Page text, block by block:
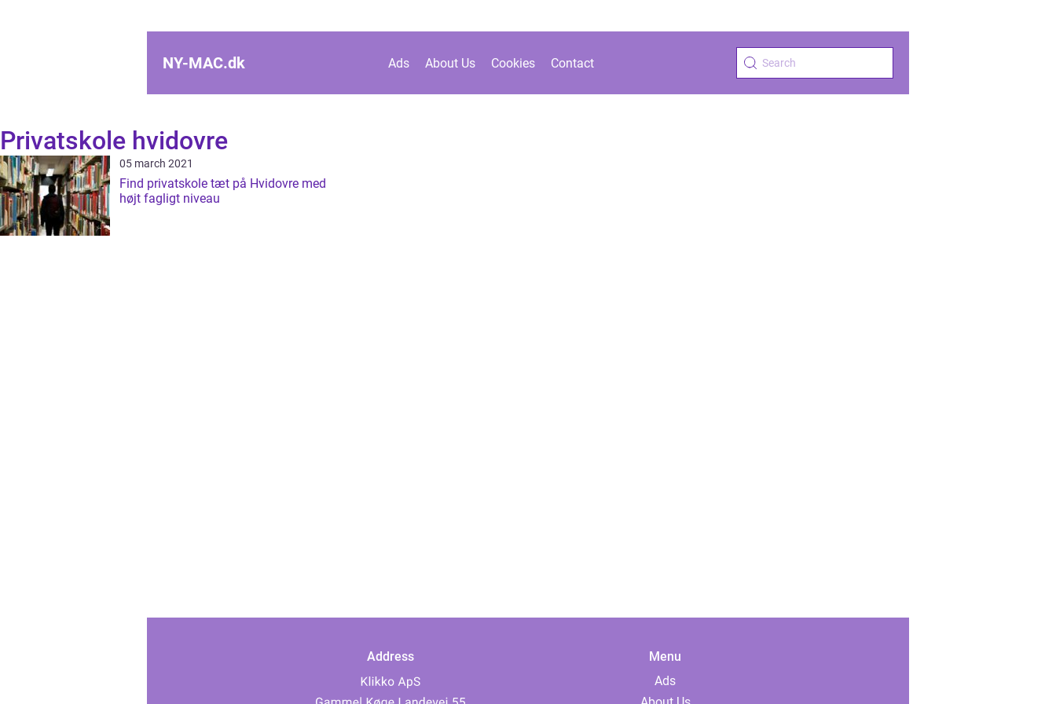
NY-MAC.dk Ads About Us Cookies Contact
Privatskole hvidovre
05 march 2021
Find privatskole tæt på Hvidovre med
højt fagligt niveau
Address
Menu
Ads